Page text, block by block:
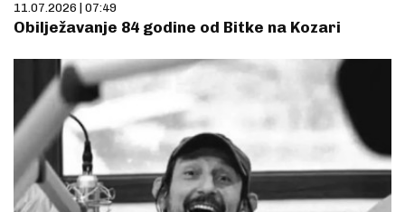
11.07.2026 | 07:49
Obilježavanje 84 godine od Bitke na Kozari